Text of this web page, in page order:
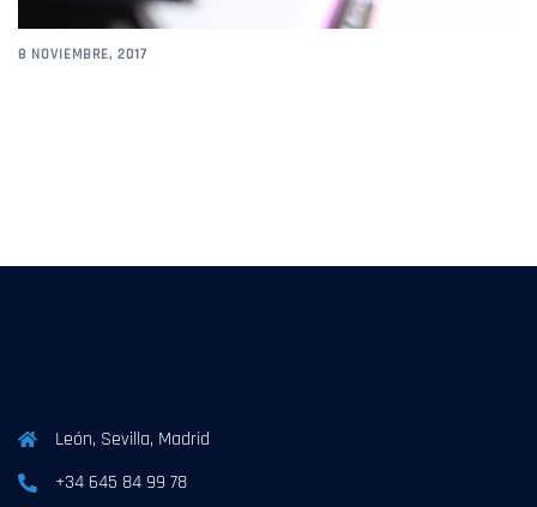
8 NOVIEMBRE, 2017
León, Sevilla, Madrid
+34 645 84 99 78